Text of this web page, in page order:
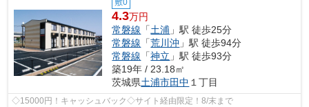
敷0
4.3万円
常磐線 「土浦 」駅 徒歩25分
常磐線 「荒川沖 」駅 徒歩94分
常磐線 「神立 」駅 徒歩93分
築19年 / 23.18㎡
茨城県土浦市田中 １丁目
◇15000円！キャッシュバック◇サイト経由限定！8/末まで